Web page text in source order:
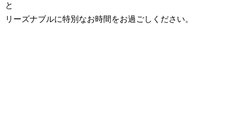
と
リーズナブルに特別なお時間をお過ごしください。